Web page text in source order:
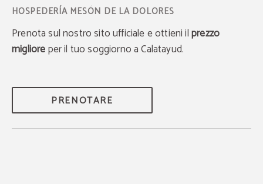
Prenota sul nostro sito ufficiale e ottieni ilprezzo
miglioreper il tuo soggiorno a Calatayud.
PRENOTARE